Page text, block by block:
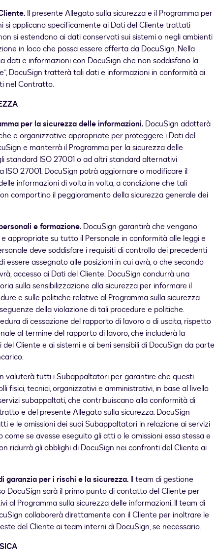
Il presente Allegato sulla sicurezza e il Programma per
si applicano specificamente ai Dati del Cliente trattati
si estendono ai dati conservati sui sistemi o negli ambienti
in loco che possa essere offerta da DocuSign. Nella
dati e informazioni con DocuSign che non soddisfano la
DocuSign tratterà tali dati e informazioni in conformità ai
nel Contratto.
per la sicurezza delle informazioni. DocuSign adotterà
e organizzative appropriate per proteggere i Dati del
e manterrà il Programma per la sicurezza delle
standard ISO 27001 o ad altri standard alternativi
27001. DocuSign potrà aggiornare o modificare il
informazioni di volta in volta, a condizione che tali
comportino il peggioramento della sicurezza generale dei
e formazione. DocuSign garantirà che vengano
appropriate su tutto il Personale in conformità alle leggi e
deve soddisfare i requisiti di controllo dei precedenti
essere assegnato alle posizioni in cui avrà, o che secondo
accesso ai Dati del Cliente. DocuSign condurrà una
sulla sensibilizzazione alla sicurezza per informare il
e sulle politiche relative al Programma sulla sicurezza
della violazione di tali procedure e politiche.
di cessazione del rapporto di lavoro o di uscita, rispetto
al termine del rapporto di lavoro, che includerà la
del Cliente e ai sistemi e ai beni sensibili di DocuSign da parte
valuterà tutti i Subappaltatori per garantire che questi
fisici, tecnici, organizzativi e amministrativi, in base al livello
subappaltati, che contribuiscano alla conformità di
e del presente Allegato sulla sicurezza. DocuSign
e le omissioni dei suoi Subappaltatori in relazione ai servizi
se avesse eseguito gli atti o le omissioni essa stessa e
ridurrà gli obblighi di DocuSign nei confronti del Cliente ai
per i rischi e la sicurezza. Il team di gestione
DocuSign sarà il primo punto di contatto del Cliente per
al Programma sulla sicurezza delle informazioni. Il team di
collaborerà direttamente con il Cliente per inoltrare le
del Cliente ai team interni di DocuSign, se necessario.